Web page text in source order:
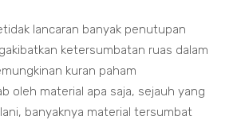
lancaran banyak penutupan
ketersumbatan ruas dalam
kuran paham
oleh material apa saja, sejauh yang
banyaknya material tersumbat